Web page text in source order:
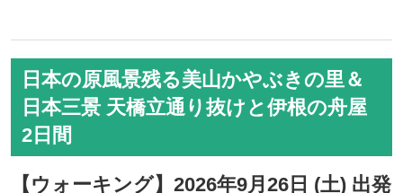
日本の原風景残る美山かやぶきの里＆
日本三景 天橋立通り抜けと伊根の舟屋
2日間
【ウォーキング】2026年9月26日 (土) 出発